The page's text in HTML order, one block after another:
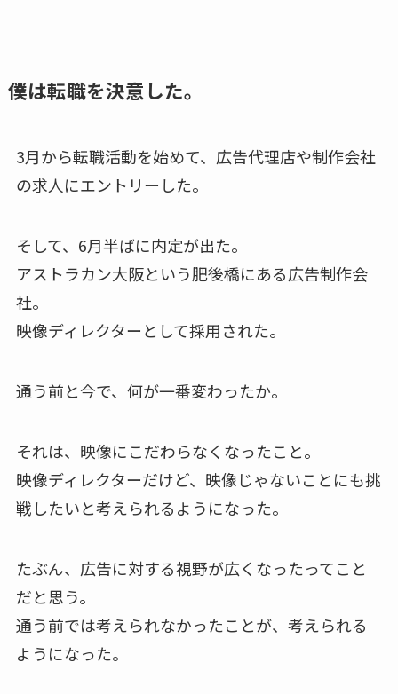
僕は転職を決意した。
3月から転職活動を始めて、広告代理店や制作会社
の求人にエントリーした。
そして、6月半ばに内定が出た。
アストラカン大阪という肥後橋にある広告制作会
社。
映像ディレクターとして採用された。
通う前と今で、何が一番変わったか。
それは、映像にこだわらなくなったこと。
映像ディレクターだけど、映像じゃないことにも挑
戦したいと考えられるようになった。
たぶん、広告に対する視野が広くなったってこと
だと思う。
通う前では考えられなかったことが、考えられる
ようになった。